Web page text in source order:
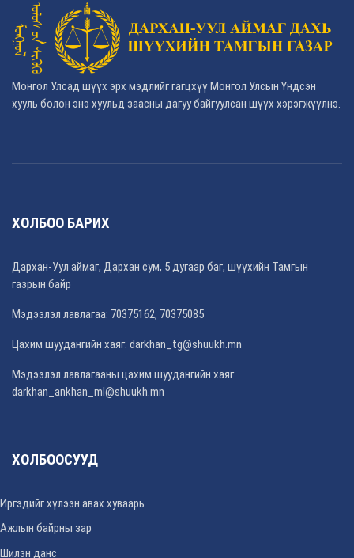
Монгол Улсад шүүх эрх мэдлийг гагцхүү Монгол Улсын Үндсэн
хууль болон энэ хуульд заасны дагуу байгуулсан шүүх хэрэгжүүлнэ.
ХОЛБОО БАРИХ
Дархан-Уул аймаг, Дархан сум, 5 дугаар баг, шүүхийн Тамгын
газрын байр
Мэдээлэл лавлагаа: 70375162, 70375085
Цахим шуудангийн хаяг: darkhan_tg@shuukh.mn
Мэдээлэл лавлагааны цахим шуудангийн хаяг:
darkhan_ankhan_ml@shuukh.mn
ХОЛБООСУУД
Иргэдийг хүлээн авах хуваарь
Ажлын байрны зар
Шилэн данс